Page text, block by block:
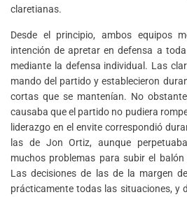
claretianas.
Desde el principio, ambos equipos
intención de apretar en defensa a
mediante la defensa individual. Las
mando del partido y establecieron
cortas que se mantenían. No
causaba que el partido no pudiera
liderazgo en el envite correspondió
las de Jon Ortiz, aunque
muchos problemas para subir el
Las decisiones de las de la margen
prácticamente todas las situaciones, y